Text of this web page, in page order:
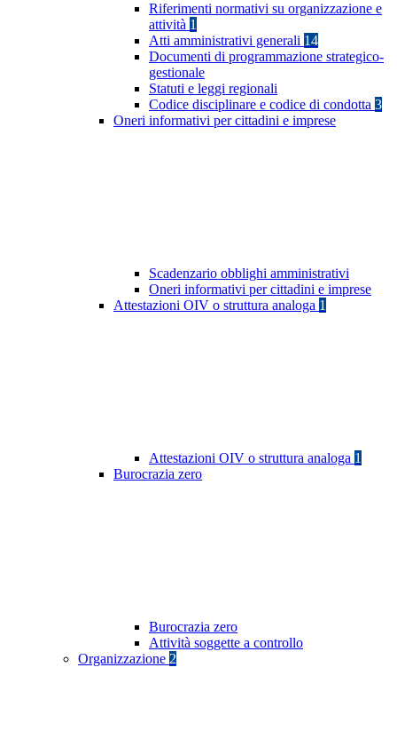
Riferimenti normativi su organizzazione e
attività 1
Atti amministrativi generali 14
Documenti di programmazione strategico-
gestionale
Statuti e leggi regionali
Codice disciplinare e codice di condotta 3
Oneri informativi per cittadini e imprese
Scadenzario obblighi amministrativi
Oneri informativi per cittadini e imprese
Attestazioni OIV o struttura analoga 1
Attestazioni OIV o struttura analoga 1
Burocrazia zero
Burocrazia zero
Attività soggette a controllo
Organizzazione 2